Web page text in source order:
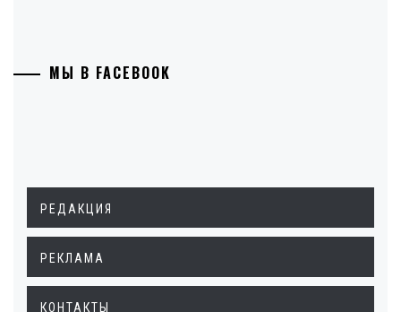
МЫ В FACEBOOK
РЕДАКЦИЯ
РЕКЛАМА
КОНТАКТЫ